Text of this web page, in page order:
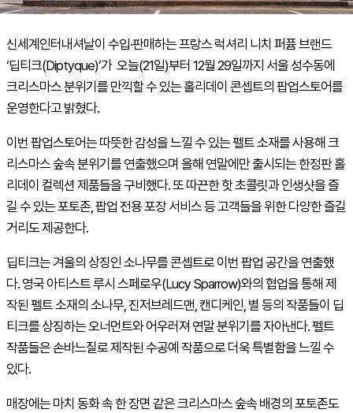
신세계인터내셔날이 수입·판매하는 프랑스 럭셔리 니치 퍼퓸 브랜드
‘딥티크(Diptyque)’가 오늘(21일)부터 12월 29일까지 서울 성수동에
크리스마스 분위기를 만끽할 수 있는 홀리데이 콘셉트의 팝업스토어를
운영한다고 밝혔다.
이번 팝업스토어는 따뜻한 감성을 느낄 수 있는 펠트 소재를 사용해 크
리스마스 숲속 분위기를 연출했으며 올해 연말에만 출시되는 한정판 홀
리데이 컬렉션 제품들을 구비했다. 또 따끈한 핫 초콜릿과 인생샷을 즐
길 수 있는 포토존, 팝업 전용 포장 서비스 등 고객들을 위한 다양한 즐길
거리도 제공한다.
딥티크는 겨울의 상징인 소나무를 콘셉트로 이번 팝업 공간을 연출했
다. 영국 아티스트 루시 스페로우(Lucy Sparrow)와의 협업을 통해 제
작된 펠트 소재의 소나무, 진저브레드맨, 캔디케인, 별 등의 작품들이 딥
티크를 상징하는 오너먼트와 어우러져 연말 분위기를 자아낸다. 펠트
작품들은 손바느질로 제작된 수공예 작품으로 더욱 특별함을 느낄 수
있다.
매장에는 마치 동화 속 한 장면 같은 크리스마스 숲속 배경의 포토존도